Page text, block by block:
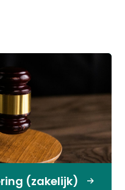
(zakelijk)